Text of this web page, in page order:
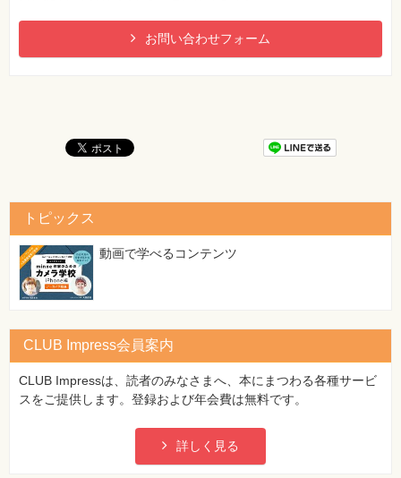
住民税及び事業税
【 第2刷にて修正 】
[正]
決算時
[誤]
（借）（車 両）520,00
[正]
（借）（車 両）520,000
【 第2刷にて修正 】
83ページ 「先生の講義10」2行目
[誤]
仮払消費税
[正]
仮受消費税
お問い合わせフォーム
トピックス
動画で学べるコンテンツ
CLUB Impress会員案内
CLUB Impressは、読者のみなさまへ、本にまつわる各種サービ
スをご提供します。登録および年会費は無料です。
詳しく見る